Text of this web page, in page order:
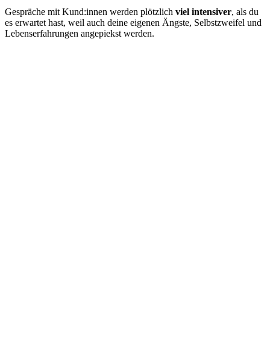
Gespräche mit Kund:innen werden plötzlich viel intensiver, als du
es erwartet hast, weil auch deine eigenen Ängste, Selbstzweifel und
Lebenserfahrungen angepiekst werden.